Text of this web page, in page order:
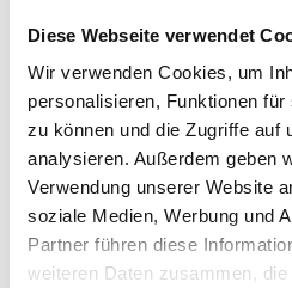
Diese Webseite verwendet
Wir verwenden Cookies, um
personalisieren, Funktionen
zu können und die Zugriffe auf
analysieren. Außerdem geben
Verwendung unserer Website
soziale Medien, Werbung und
Partner führen diese
weiteren Daten zusammen,
STK
Auf Lager
Print
PRODUKTBESCHREIBUNG